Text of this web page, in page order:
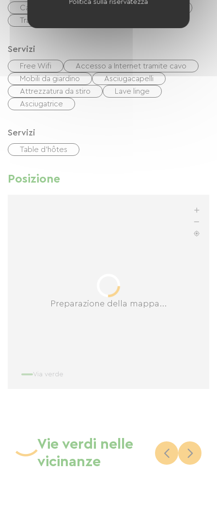
Carta di credito
Trasferimento
Servizi
Free Wifi
Accesso a Internet tramite cavo
Mobili da giardino
Asciugacapelli
Attrezzatura da stiro
Lave linge
Asciugatrice
Servizi
Table d'hôtes
Posizione
Preparazione della mappa...
Via verde
Vie verdi nelle
vicinanze
Politica sulla riservatezza